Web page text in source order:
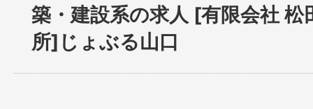
築・建設系の求人 [有限会社 松
所]じょぶる山口